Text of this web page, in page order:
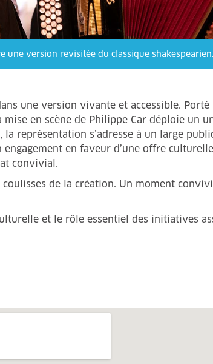
une version revisitée du classique
une version vivante et accessible. Porté
en scène de Philippe Car déploie un
représentation s’adresse à un large
en faveur d’une offre
convivial.
de la création. Un moment
et le rôle essentiel des initiatives